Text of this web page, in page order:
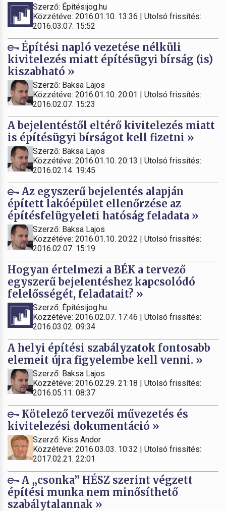
Szerző: Építésijog.hu
Közzétéve: 2016.01.10. 13:36 | Utolsó frissítés:
2016.03.07. 15:52
Építési napló vezetése nélküli
kivitelezés miatt építésügyi bírság (is)
kiszabható »
Szerző: Baksa Lajos
Közzétéve: 2016.01.10. 20:01 | Utolsó frissítés:
2016.02.07. 15:23
A bejelentéstől eltérő kivitelezés miatt
is építésügyi bírságot kell fizetni »
Szerző: Baksa Lajos
Közzétéve: 2016.01.10. 20:13 | Utolsó frissítés:
2016.02.14. 19:45
Az egyszerű bejelentés alapján
épített lakóépület ellenőrzése az
építésfelügyeleti hatóság feladata »
Szerző: Baksa Lajos
Közzétéve: 2016.01.10. 20:22 | Utolsó frissítés:
2016.02.07. 15:19
Hogyan értelmezi a BÉK a tervező
egyszerű bejelentéshez kapcsolódó
felelősségét, feladatait? »
Szerző: Építésijog.hu
Közzétéve: 2016.02.07. 17:46 | Utolsó frissítés:
2016.03.02. 09:34
A helyi építési szabályzatok fontosabb
elemeit újra figyelembe kell venni. »
Szerző: Baksa Lajos
Közzétéve: 2016.02.29. 21:18 | Utolsó frissítés:
2016.05.11. 08:37
Kötelező tervezői művezetés és
kivitelezési dokumentáció »
Szerző: Kiss Andor
Közzétéve: 2016.03.03. 10:32 | Utolsó frissítés:
2017.02.21. 22:01
A „csonka” HÉSZ szerint végzett
építési munka nem minősíthető
szabálytalannak »